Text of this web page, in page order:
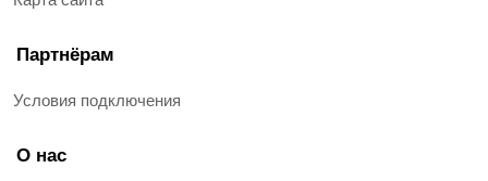
Партнёрам
Условия подключения
О нас